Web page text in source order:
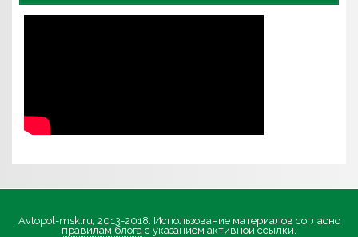
Avtopol-msk.ru, 2013-2018. Использование материалов согласно
правилам блога с указанием активной ссылки.